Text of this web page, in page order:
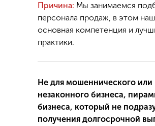
Причина: Мы занимаемся
персонала продаж, в этом
основная компетенция и
практики.
Не для мошеннического или
незаконного бизнеса,
бизнеса, который не
получения долгосрочной